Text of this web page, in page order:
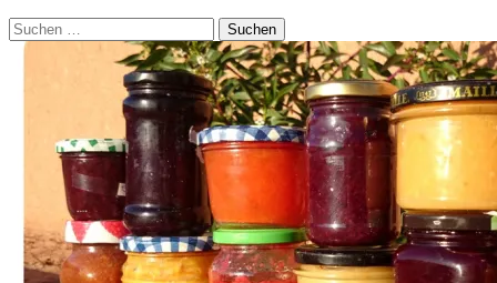
Suchen
nach: